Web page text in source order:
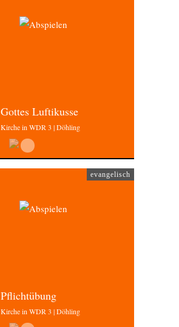
Gottes Luftikusse
Kirche in WDR 3 | Döhling
evangelisch
Pflichtübung
Kirche in WDR 3 | Döhling